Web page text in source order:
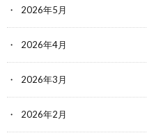
2026年5月
2026年4月
2026年3月
2026年2月